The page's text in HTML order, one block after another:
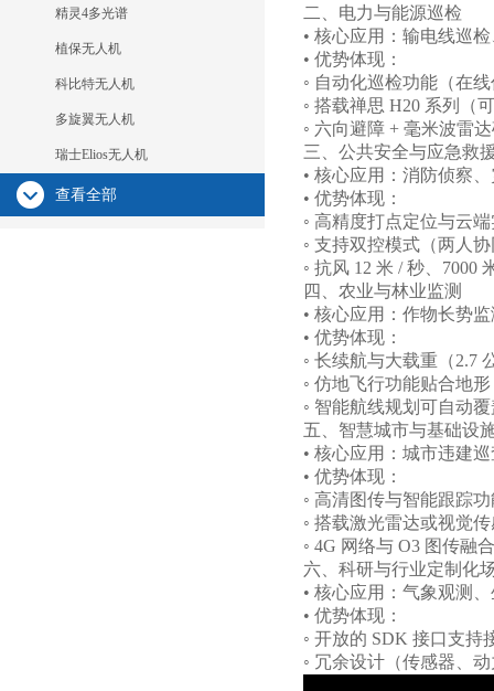
精灵4多光谱
植保无人机
科比特无人机
多旋翼无人机
瑞士Elios无人机
查看全部
二、电力与能源巡检
• 核心应用：输电线巡
• 优势体现：
◦ 自动化巡检功能（在
◦ 搭载禅思 H20 系列（
◦ 六向避障 + 毫米波雷
三、公共安全与应急救
• 核心应用：消防侦察
• 优势体现：
◦ 高精度打点定位与云
◦ 支持双控模式（两人
◦ 抗风 12 米 / 秒、7000
四、农业与林业监测
• 核心应用：作物长势
• 优势体现：
◦ 长续航与大载重（2.7
◦ 仿地飞行功能贴合地
◦ 智能航线规划可自动
五、智慧城市与基础设
• 核心应用：城市违建
• 优势体现：
◦ 高清图传与智能跟踪
◦ 搭载激光雷达或视觉
◦ 4G 网络与 O3 图传融
六、科研与行业定制化
• 核心应用：气象观测
• 优势体现：
◦ 开放的 SDK 接口支
◦ 冗余设计（传感器、